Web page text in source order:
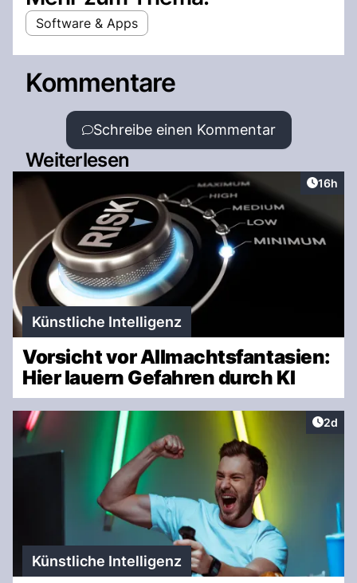
Software & Apps
Kommentare
Schreibe einen Kommentar
Weiterlesen
Artikel
16h
Künstliche Intelligenz
Vorsicht vor Allmachtsfantasien:
Hier lauern Gefahren durch KI
2d
Künstliche Intelligenz